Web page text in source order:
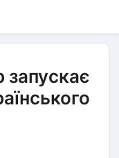
запускає